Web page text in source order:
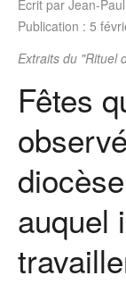
Écrit par Jean-
Publication : 5
Extraits du "Rituel
Fêtes
auquel